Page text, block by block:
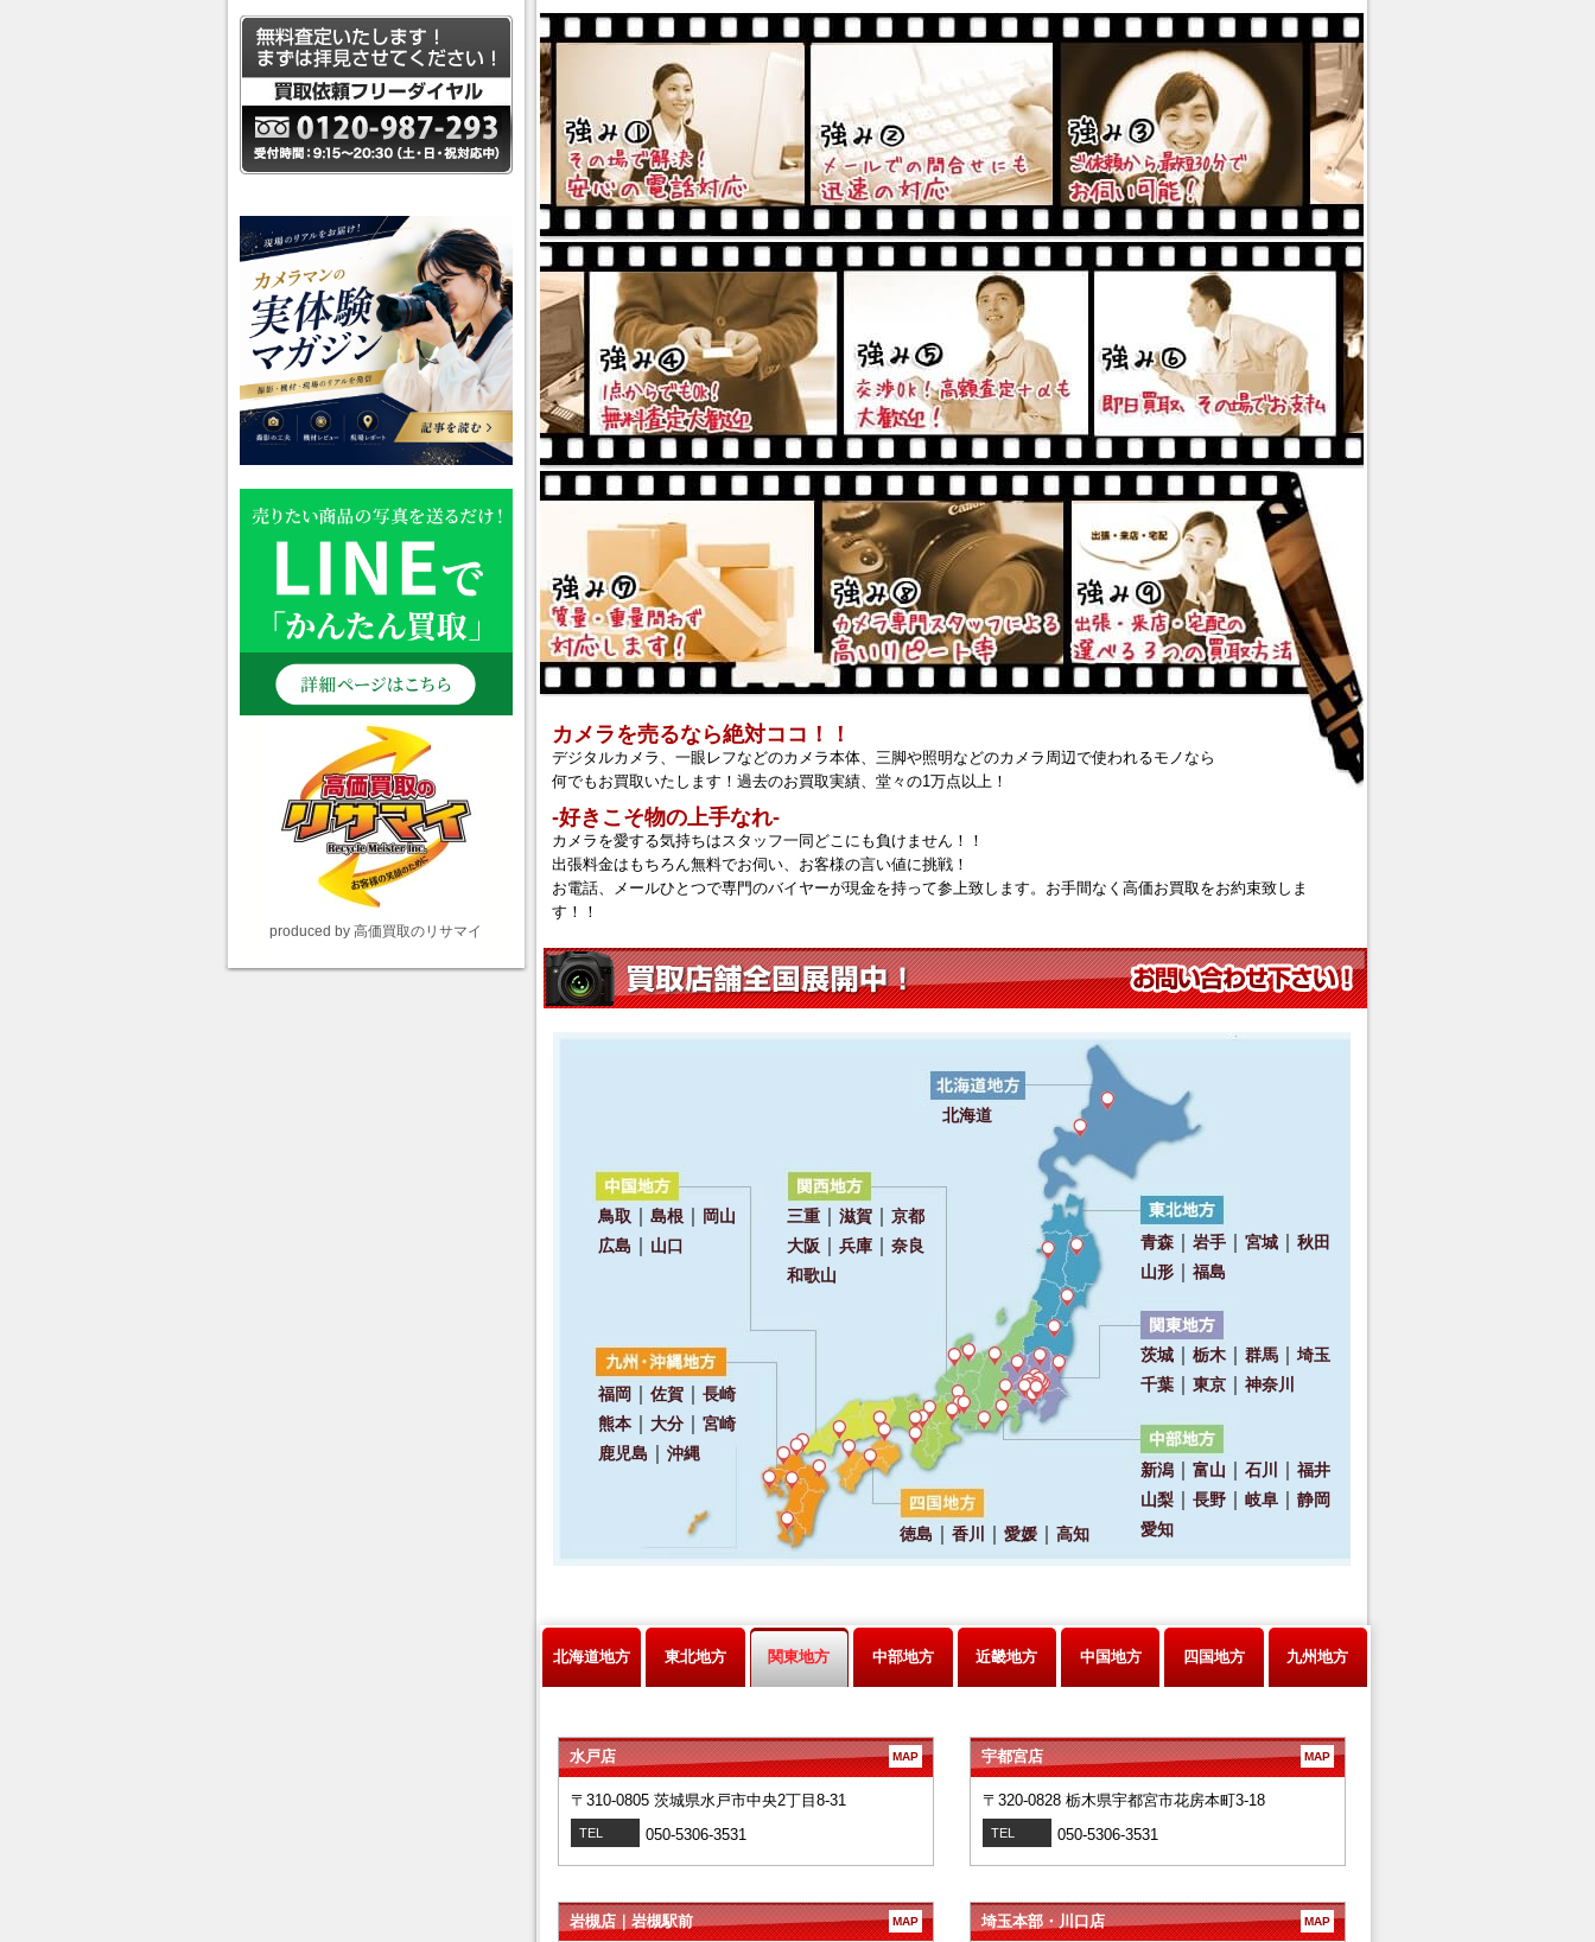
カメラを売るなら絶対ココ！！
デジタルカメラ、一眼レフなどのカメラ本体、三脚や照明などのカメラ周辺で使われるモノなら
何でもお買取いたします！過去のお買取実績、堂々の1万点以上！
‐好きこそ物の上手なれ‐
カメラを愛する気持ちはスタッフ一同どこにも負けません！！
出張料金はもちろん無料でお伺い、お客様の言い値に挑戦！
お電話、メールひとつで専門のバイヤーが現金を持って参上致します。お手間なく高価お買取をお約束致しま
す！！
北海道地方 東北地方 関東地方 中部地方 近畿地方 中国地方 四国地方 九州地方
水戸店 MAP
〒310-0805 茨城県水戸市中央2丁目8-31
TEL 050-5306-3531
宇都宮店 MAP
〒320-0828 栃木県宇都宮市花房本町3-18
TEL 050-5306-3531
岩槻店｜岩槻駅前 MAP 埼玉本部・川口店 MAP
produced by 高価買取のリサマイ